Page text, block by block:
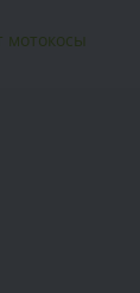
мотокосы